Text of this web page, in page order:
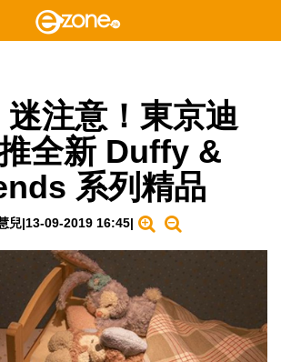
注意！東京迪
全新 Duffy &
系列精品
兒|13-09-2019 16:45|